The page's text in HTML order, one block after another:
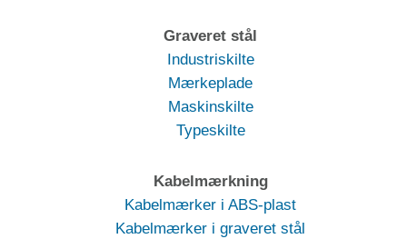
Graveret stål
Industriskilte
Mærkeplade
Maskinskilte
Typeskilte
Kabelmærkning
Kabelmærker i ABS-plast
Kabelmærker i graveret stål